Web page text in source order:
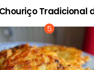
Tradicional